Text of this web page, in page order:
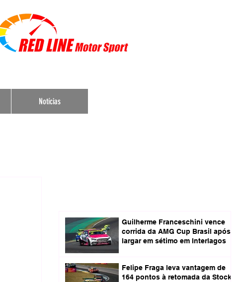
Notícias
Guilherme Franceschini vence
corrida da AMG Cup Brasil após
largar em sétimo em Interlagos
Felipe Fraga leva vantagem de
164 pontos à retomada da Stock